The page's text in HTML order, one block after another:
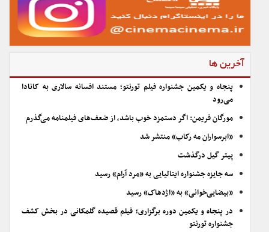
آخرین ها
پنجاه و یکمین جشنواره فیلم تورنتو؛ مستند افسانه سالاری به کانادا
می‌رود
مورگان فریمن: اگر دستمزد خوب باشد، از ضعف‌های فیلمنامه می‌گذرم
«ابرسواران مه رکاب» منتشر شد
پیتر گیل درگذشت
سه جایزه جشنواره ایتالیایی به «مرد آرام» رسید
«بیضایی‌خوانی» به «اژدهاک» رسید
در پنجاه و یکمین دوره برگزاری؛ فیلم قصیده گلمکانی در بخش کشف
جشنواره تورنتو